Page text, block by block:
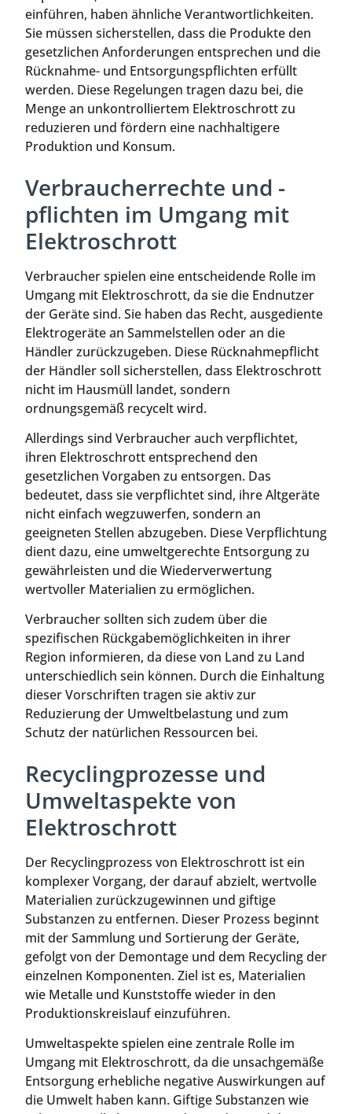
einführen, haben ähnliche Verantwortlichkeiten.
Sie müssen sicherstellen, dass die Produkte den
gesetzlichen Anforderungen entsprechen und die
Rücknahme- und Entsorgungspflichten erfüllt
werden. Diese Regelungen tragen dazu bei, die
Menge an unkontrolliertem Elektroschrott zu
reduzieren und fördern eine nachhaltigere
Produktion und Konsum.
Verbraucherrechte und -
pflichten im Umgang mit
Elektroschrott
Verbraucher spielen eine entscheidende Rolle im
Umgang mit Elektroschrott, da sie die Endnutzer
der Geräte sind. Sie haben das Recht, ausgediente
Elektrogeräte an Sammelstellen oder an die
Händler zurückzugeben. Diese Rücknahmepflicht
der Händler soll sicherstellen, dass Elektroschrott
nicht im Hausmüll landet, sondern
ordnungsgemäß recycelt wird.
Allerdings sind Verbraucher auch verpflichtet,
ihren Elektroschrott entsprechend den
gesetzlichen Vorgaben zu entsorgen. Das
bedeutet, dass sie verpflichtet sind, ihre Altgeräte
nicht einfach wegzuwerfen, sondern an
geeigneten Stellen abzugeben. Diese Verpflichtung
dient dazu, eine umweltgerechte Entsorgung zu
gewährleisten und die Wiederverwertung
wertvoller Materialien zu ermöglichen.
Verbraucher sollten sich zudem über die
spezifischen Rückgabemöglichkeiten in ihrer
Region informieren, da diese von Land zu Land
unterschiedlich sein können. Durch die Einhaltung
dieser Vorschriften tragen sie aktiv zur
Reduzierung der Umweltbelastung und zum
Schutz der natürlichen Ressourcen bei.
Recyclingprozesse und
Umweltaspekte von
Elektroschrott
Der Recyclingprozess von Elektroschrott ist ein
komplexer Vorgang, der darauf abzielt, wertvolle
Materialien zurückzugewinnen und giftige
Substanzen zu entfernen. Dieser Prozess beginnt
mit der Sammlung und Sortierung der Geräte,
gefolgt von der Demontage und dem Recycling der
einzelnen Komponenten. Ziel ist es, Materialien
wie Metalle und Kunststoffe wieder in den
Produktionskreislauf einzuführen.
Umweltaspekte spielen eine zentrale Rolle im
Umgang mit Elektroschrott, da die unsachgemäße
Entsorgung erhebliche negative Auswirkungen auf
die Umwelt haben kann. Giftige Substanzen wie